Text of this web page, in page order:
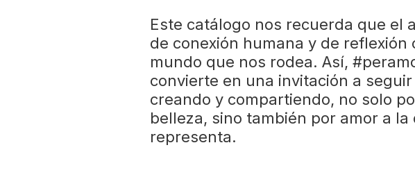
Este catálogo nos recuerda que el
de conexión humana y de reflexión
mundo que nos rodea. Así,
convierte en una invitación a
creando y compartiendo, no solo
belleza, sino también por amor a la
representa.